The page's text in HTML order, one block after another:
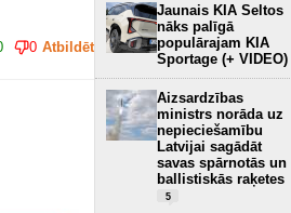
0 Atbildēt
Jaunais KIA Seltos
nāks palīgā
populārajam KIA
Sportage (+ VIDEO)
Aizsardzības
ministrs norāda uz
nepieciešamību
Latvijai sagādāt
savas spārnotās un
ballistiskās raķetes
5